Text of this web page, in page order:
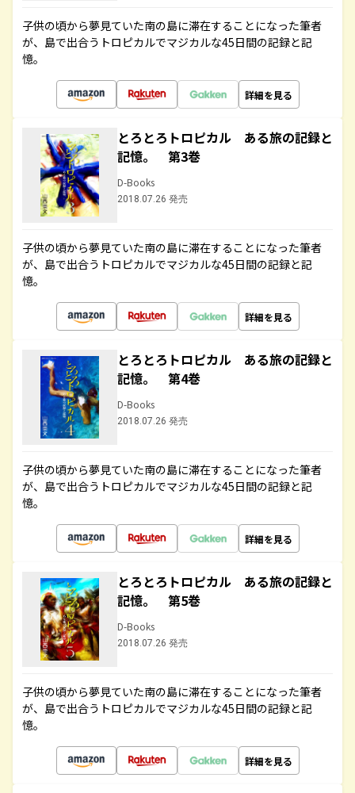
子供の頃から夢見ていた南の島に滞在することになった筆者
が、島で出合うトロピカルでマジカルな45日間の記録と記
憶。
詳細を見る
とろとろトロピカル ある旅の記録と
記憶。 第3巻
D-Books
2018.07.26 発売
子供の頃から夢見ていた南の島に滞在することになった筆者
が、島で出合うトロピカルでマジカルな45日間の記録と記
憶。
詳細を見る
とろとろトロピカル ある旅の記録と
記憶。 第4巻
D-Books
2018.07.26 発売
子供の頃から夢見ていた南の島に滞在することになった筆者
が、島で出合うトロピカルでマジカルな45日間の記録と記
憶。
詳細を見る
とろとろトロピカル ある旅の記録と
記憶。 第5巻
D-Books
2018.07.26 発売
子供の頃から夢見ていた南の島に滞在することになった筆者
が、島で出合うトロピカルでマジカルな45日間の記録と記
憶。
詳細を見る